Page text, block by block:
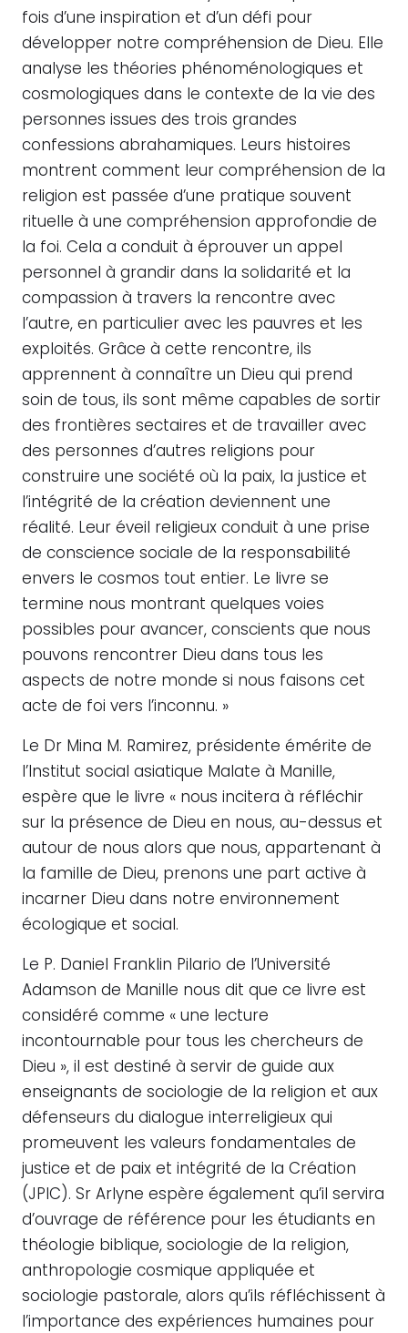
fois d’une inspiration et d’un défi pour
développer notre compréhension de Dieu. Elle
analyse les théories phénoménologiques et
cosmologiques dans le contexte de la vie des
personnes issues des trois grandes
confessions abrahamiques. Leurs histoires
montrent comment leur compréhension de la
religion est passée d’une pratique souvent
rituelle à une compréhension approfondie de
la foi. Cela a conduit à éprouver un appel
personnel à grandir dans la solidarité et la
compassion à travers la rencontre avec
l’autre, en particulier avec les pauvres et les
exploités. Grâce à cette rencontre, ils
apprennent à connaître un Dieu qui prend
soin de tous, ils sont même capables de sortir
des frontières sectaires et de travailler avec
des personnes d’autres religions pour
construire une société où la paix, la justice et
l’intégrité de la création deviennent une
réalité. Leur éveil religieux conduit à une prise
de conscience sociale de la responsabilité
envers le cosmos tout entier. Le livre se
termine nous montrant quelques voies
possibles pour avancer, conscients que nous
pouvons rencontrer Dieu dans tous les
aspects de notre monde si nous faisons cet
acte de foi vers l’inconnu. »
Le Dr Mina M. Ramirez, présidente émérite de
l’Institut social asiatique Malate à Manille,
espère que le livre « nous incitera à réfléchir
sur la présence de Dieu en nous, au-dessus et
autour de nous alors que nous, appartenant à
la famille de Dieu, prenons une part active à
incarner Dieu dans notre environnement
écologique et social.
Le P. Daniel Franklin Pilario de l’Université
Adamson de Manille nous dit que ce livre est
considéré comme « une lecture
incontournable pour tous les chercheurs de
Dieu », il est destiné à servir de guide aux
enseignants de sociologie de la religion et aux
défenseurs du dialogue interreligieux qui
promeuvent les valeurs fondamentales de
justice et de paix et intégrité de la Création
(JPIC). Sr Arlyne espère également qu’il servira
d’ouvrage de référence pour les étudiants en
théologie biblique, sociologie de la religion,
anthropologie cosmique appliquée et
sociologie pastorale, alors qu’ils réfléchissent à
l’importance des expériences humaines pour